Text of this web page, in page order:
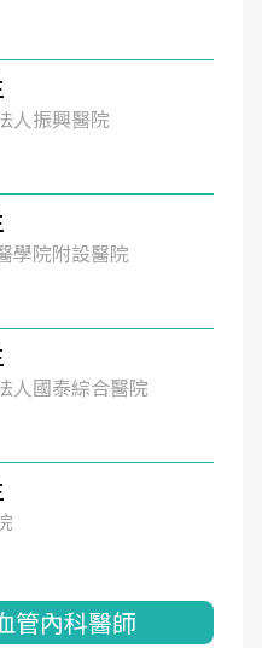
人振興醫院
學院附設醫院
人國泰綜合醫院
管內科醫師